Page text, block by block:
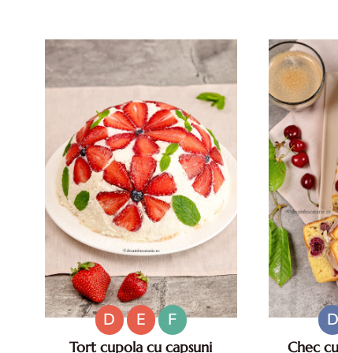
sanatoase.
D E F
Tort cupola cu capsuni
D
Chec